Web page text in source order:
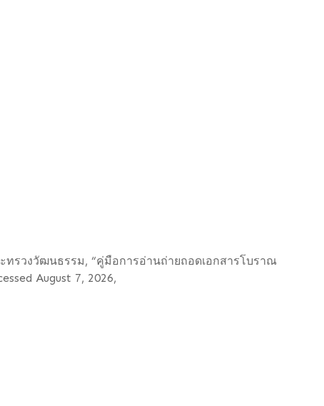
รวงวัฒนธรรม, “คู่มือการอ่านถ่ายถอดเอกสารโบราณ
August 7, 2026,